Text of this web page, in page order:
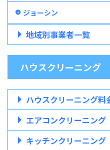
ジョーシン
地域別事業者一覧
ハウスクリーニング
ハウスクリーニング料
エアコンクリーニング
キッチンクリーニング